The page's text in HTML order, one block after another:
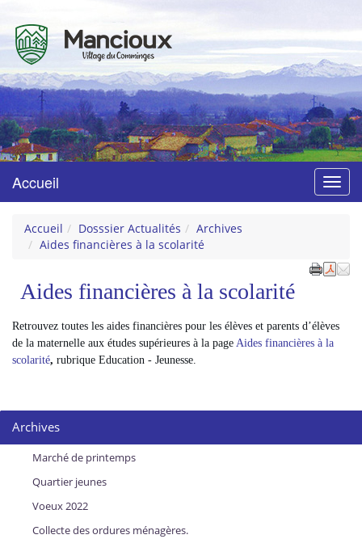
Mancioux
Village du Comminges
Menu
Accueil
Accueil Dosssier Actualités
Archives
Aides financières à la scolarité
Aides financières à la scolarité
Retrouvez toutes les aides financières pour les élèves et parents d’élèves
de la maternelle aux études supérieures à la page Aides financières à la
scolarité, rubrique Education - Jeunesse.
Archives
Marché de printemps
Quartier jeunes
Voeux 2022
Collecte des ordures ménagères.